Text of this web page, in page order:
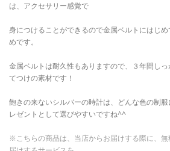
は、アクセサリー感覚で
身につけることができるので金属ベルトにはじ
めです。
金属ベルトは耐久性もありますので、３年間し
てつけの素材です！
飽きの来ないシルバーの時計は、どんな色の制
レゼントとして選びやすいですね^^
※こちらの商品は、当店からお届けする際に、